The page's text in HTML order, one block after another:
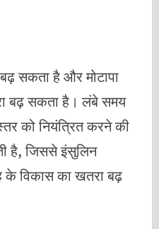
सकता है और मोटापा
बढ़ सकता है। लंबे समय
को नियंत्रित करने की
है, जिससे इंसुलिन
के विकास का खतरा बढ़